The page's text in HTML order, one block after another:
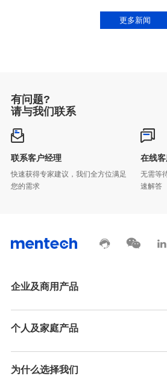
更多新闻
有问题?
请与我们联系
联系客户经理
您的需求
在线客
速解答
企业及商用产品
个人及家庭产品
为什么选择我们